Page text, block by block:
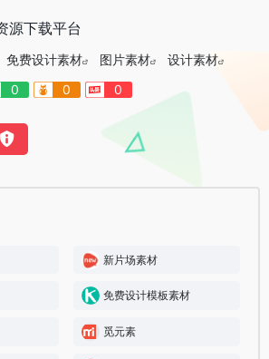
源下载平台
免费设计素材 图片素材
设计素材
0 0 0
新片场素材
免费设计模板素材
觅元素